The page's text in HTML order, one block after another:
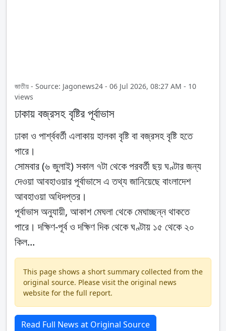
জাতীয় - Source: Jagonews24 - 06 Jul 2026, 08:27 AM - 10
views
ঢাকায় বজ্রসহ বৃষ্টির পূর্বাভাস
ঢাকা ও পার্শ্ববর্তী এলাকায় হালকা বৃষ্টি বা বজ্রসহ বৃষ্টি হতে
পারে।
সোমবার (৬ জুলাই) সকাল ৭টা থেকে পরবর্তী ছয় ঘণ্টার জন্য
দেওয়া আবহাওয়ার পূর্বাভাসে এ তথ্য জানিয়েছে বাংলাদেশ
আবহাওয়া অধিদপ্তর।
পূর্বাভাস অনুযায়ী, আকাশ মেঘলা থেকে মেঘাচ্ছন্ন থাকতে
পারে। দক্ষিণ-পূর্ব ও দক্ষিণ দিক থেকে ঘণ্টায় ১৫ থেকে ২০
কিল...
This page shows a short summary collected from the
original source. Please visit the original news
website for the full report.
Read Full News at Original Source